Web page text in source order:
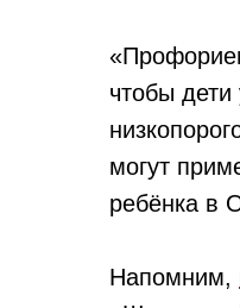
чтобы
могут
ребёнка в
Напомним,